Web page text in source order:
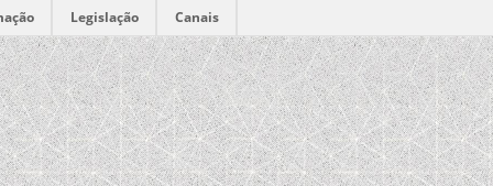
Legislação Canais